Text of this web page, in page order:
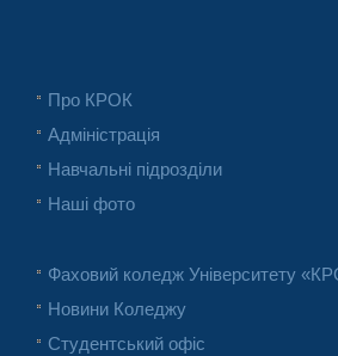
Про КРОК
Адміністрація
Навчальні підрозділи
Наші фото
Фаховий коледж Університету
Новини Коледжу
Студентський офіс